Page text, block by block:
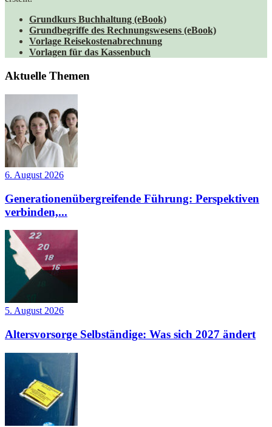
Grundkurs Buchhaltung (eBook)
Grundbegriffe des Rechnungswesens (eBook)
Vorlage Reisekostenabrechnung
Vorlagen für das Kassenbuch
Aktuelle Themen
6. August 2026
Generationenübergreifende Führung: Perspektiven
verbinden,...
5. August 2026
Altersvorsorge Selbständige: Was sich 2027 ändert